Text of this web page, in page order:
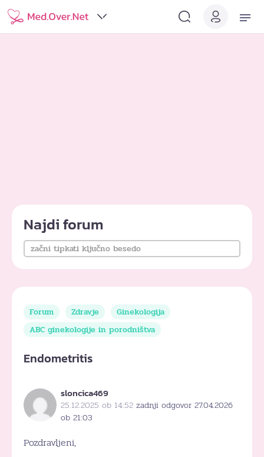
Najdi forum
Forum Zdravje
Ginekologija
ABC ginekologije in porodništva
Endometritis
sloncica469
25.12.2025 ob 14:52 zadnji odgovor 27.04.2026
ob 21:03
Pozdravljeni,